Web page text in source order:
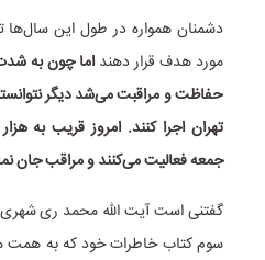
دشمنان همواره در طول این سال‌ها
مورد هدف قرار دهند اما چون به
حفاظت و مراقبت می‌شد دیگر
تهران اجرا کنند. امروز قریب به
جمعه فعالیت می‌کنند و مراقب جان
گفتنی است آیت الله محمد ری شهری
سوم کتاب خاطرات خود که به همت